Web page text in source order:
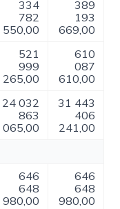
334
782
550,00
389
193
669,00
521
999
265,00
610
087
610,00
24 032
863
065,00
31 443
406
241,00
646
648
980,00
646
648
980,00